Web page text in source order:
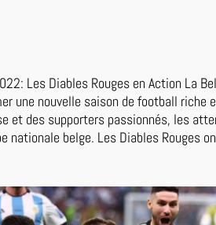
Les Diables Rouges en Action La
une nouvelle saison de football riche
et des supporters passionnés, les
nationale belge. Les Diables Rouges